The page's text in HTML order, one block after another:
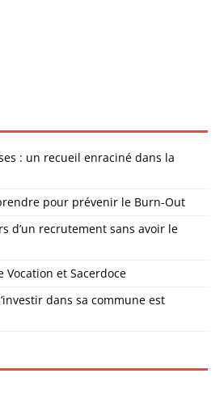
: un recueil enraciné dans la
pour prévenir le Burn-Out
d’un recrutement sans avoir le
Vocation et Sacerdoce
dans sa commune est